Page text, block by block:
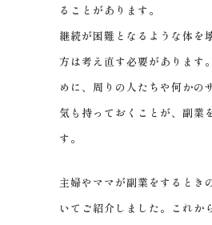
ることがあります。
継続が困難となるような体を
方は考え直す必要があります
めに、周りの人たちや何かの
気も持っておくことが、副業
す。
主婦やママが副業をするとき
いてご紹介しました。これか